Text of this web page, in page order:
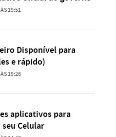
19:51
Disponível para
e rápido)
19:26
aplicativos para
Celular